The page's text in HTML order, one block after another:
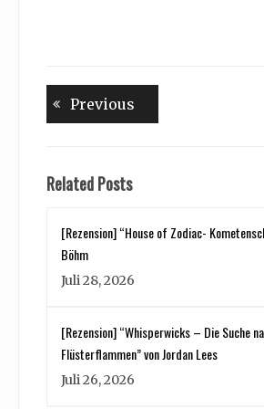
Beitragsnavigation
Previous
Related Posts
[Rezension] “House of Zodiac-
Böhm
Juli 28, 2026
[Rezension] “Whisperwicks – Die Suche
Flüsterflammen” von Jordan Lees
Juli 26, 2026